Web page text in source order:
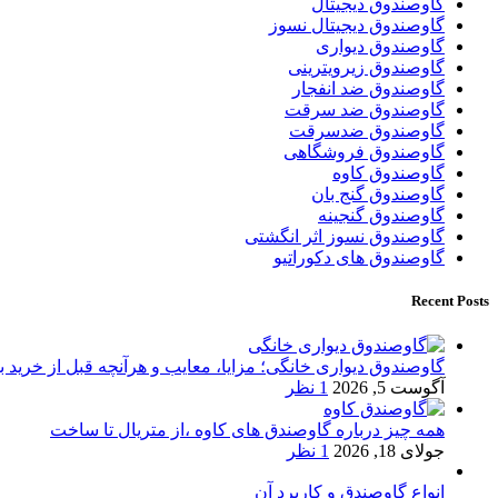
گاوصندوق دیجیتال نسوز
گاوصندوق دیواری
گاوصندوق زیرویترینی
گاوصندوق ضد انفجار
گاوصندوق ضد سرقت
گاوصندوق ضدسرقت
گاوصندوق فروشگاهی
گاوصندوق کاوه
گاوصندوق گنج بان
گاوصندوق گنجینه
گاوصندوق نسوز اثر انگشتی
گاوصندوق های دکوراتیو
Recent Posts
گاوصندوق دیواری خانگی؛ مزایا، معایب و هرآنچه قبل از خرید
آگوست 5, 2026
1 نظر
همه چیز درباره گاوصندق های کاوه ،از متریال تا ساخت
جولای 18, 2026
1 نظر
انواع گاوصندق و کاربرد آن